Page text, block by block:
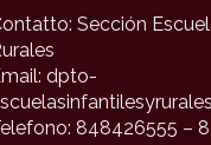
Sección
dpto-
848426555 –